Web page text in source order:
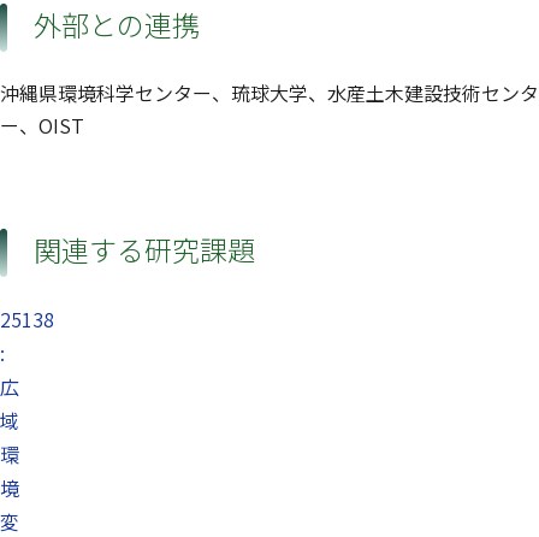
外部との連携
沖縄県環境科学センター、琉球大学、水産土木建設技術センタ
ー、OIST
関連する研究課題
25138
:
広
域
環
境
変